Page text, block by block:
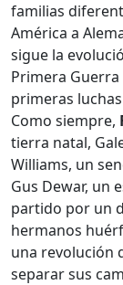
familias
América a
sigue la
Primera Guerra
primeras
Como siempre,
tierra natal,
Williams, un
Gus Dewar, un
partido por un
hermanos
una revolución
separar sus